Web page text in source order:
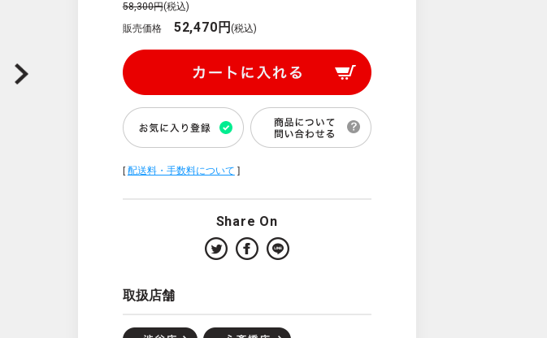
58,300円(税込)
販売価格
52,470円(税込)
[配送料・手数料について ]
Share On
取扱店舗